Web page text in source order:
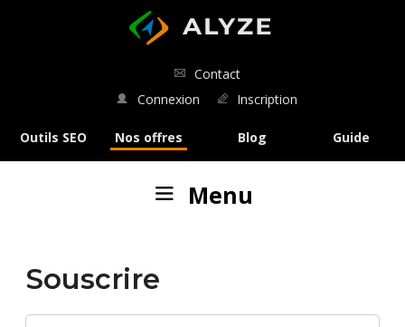
ALYZE
Outils SEO Nos offres Blog Guide
Contact
Connexion
Inscription
Analyse SEO
Menu
Souscrire